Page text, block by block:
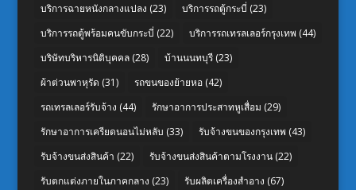
บริการฉายหนังกลางแปลง (23) บริการรถตู้กระบี่ (23)
บริการรถตู้พร้อมคนขับกระบี่ (22) บริการรถเทรลเลอร์กรุงเทพ (44)
บริษัทบริหารนิติบุคคล(28) บ้านนนทบุรี(23)
ผ้าต่วนพาหุรัด (31) รถขนของย้ายหอ(42)
รถเทรลเลอร์รับจ้าง (44) รักษาอาการประสาทหูเสื่อม (29)
รักษาอาการเครียดนอนไม่หลับ (33) รับจ้างขนของกรุงเทพ (43)
รับจ้างขนส่งสินค้า (22) รับจ้างขนส่งสินค้าตามโรงงาน(22)
รับตกแต่งภายในภาคกลาง (23) รับผลิตเครื่องสำอาง (67)